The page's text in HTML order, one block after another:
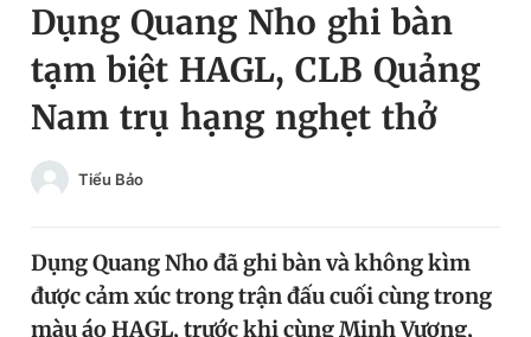
Chuyên mục
Chuyên mục khác
Chào ngày mới
Video Magazine
Đổi mật khẩu
Tin đã lưu
Tin đã xem
Dụng Quang Nho ghi bàn
tạm biệt HAGL, CLB Quảng
Nam trụ hạng nghẹt thở
Tiểu Bảo
Dụng Quang Nho đã ghi bàn và không kìm
được cảm xúc trong trận đấu cuối cùng trong
màu áo HAGL, trước khi cùng Minh Vương,